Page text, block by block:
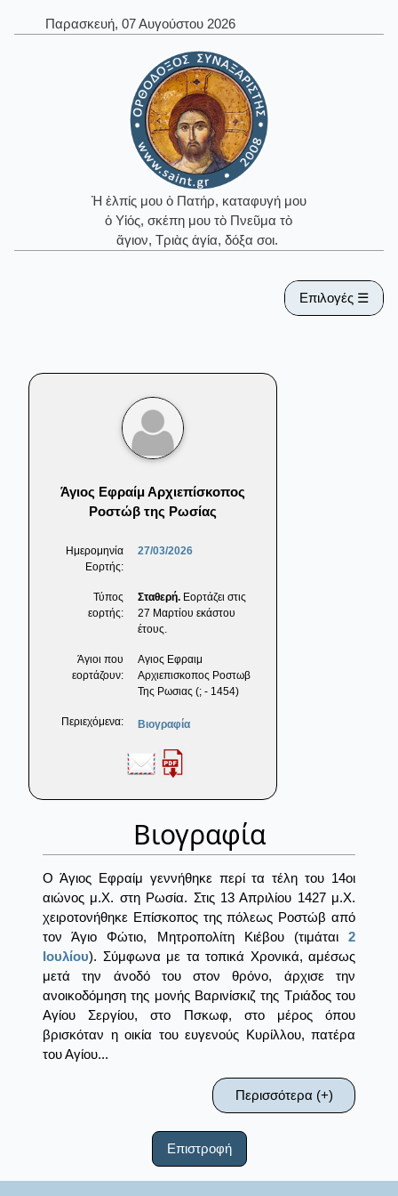
Παρασκευή, 07 Αυγούστου 2026
Ἡ ἐλπίς μου ὁ Πατήρ, καταφυγή μου
ὁ Υἱός, σκέπη μου τὸ Πνεῦμα τὸ
ἅγιον, Τριὰς ἁγία, δόξα σοι.
Επιλογές ☰
Άγιος Εφραίμ Αρχιεπίσκοπος
Ροστώβ της Ρωσίας
Ημερομηνία
Εορτής:
27/03/2026
Τύπος
εορτής:
Σταθερή. Εορτάζει στις
27 Μαρτίου εκάστου
έτους.
Άγιοι που
εορτάζουν:
Αγιος Εφραιμ
Αρχιεπισκοπος Ροστωβ
Της Ρωσιας (; - 1454)
Περιεχόμενα: Βιογραφία
Βιογραφία
Ο Άγιος Εφραίμ γεννήθηκε περί τα τέλη του 14οι
αιώνος μ.Χ. στη Ρωσία. Στις 13 Απριλίου 1427 μ.Χ.
χειροτονήθηκε Επίσκοπος της πόλεως Ροστώβ από
τον Άγιο Φώτιο, Μητροπολίτη Κιέβου (τιμάται 2
Ιουλίου). Σύμφωνα με τα τοπικά Χρονικά, αμέσως
μετά την άνοδό του στον θρόνο, άρχισε την
ανοικοδόμηση της μονής Βαρινίσκιζ της Τριάδος του
Αγίου Σεργίου, στο Πσκωφ, στο μέρος όπου
βρισκόταν η οικία του ευγενούς Κυρίλλου, πατέρα
του Αγίου...
Περισσότερα (+)
Επιστροφή